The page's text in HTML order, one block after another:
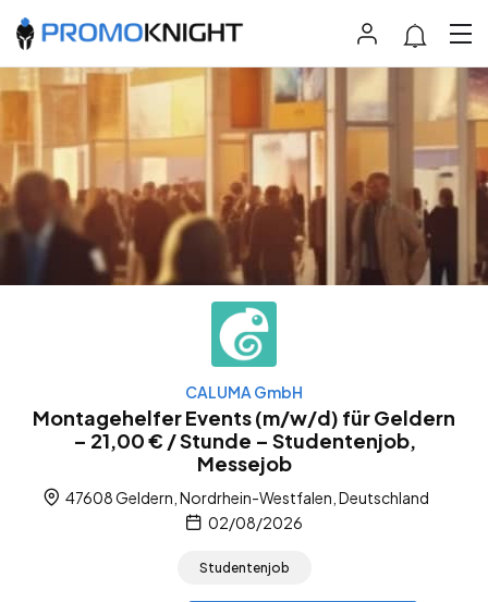
CALUMA GmbH
Montagehelfer Events (m/w/d) für Geldern
– 21,00 € / Stunde – Studentenjob,
Messejob
47608 Geldern, Nordrhein-Westfalen, Deutschland
02/08/2026
Studentenjob